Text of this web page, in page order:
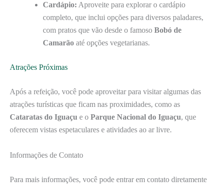
Cardápio: Aproveite para explorar o cardápio
completo, que inclui opções para diversos paladares,
com pratos que vão desde o famoso Bobó de
Camarão até opções vegetarianas.
Atrações Próximas
Após a refeição, você pode aproveitar para visitar algumas das
atrações turísticas que ficam nas proximidades, como as
Cataratas do Iguaçu e o Parque Nacional do Iguaçu, que
oferecem vistas espetaculares e atividades ao ar livre.
Informações de Contato
Para mais informações, você pode entrar em contato diretamente